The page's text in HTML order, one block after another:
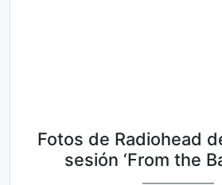
Fotos de Radiohead
sesión ‘From the